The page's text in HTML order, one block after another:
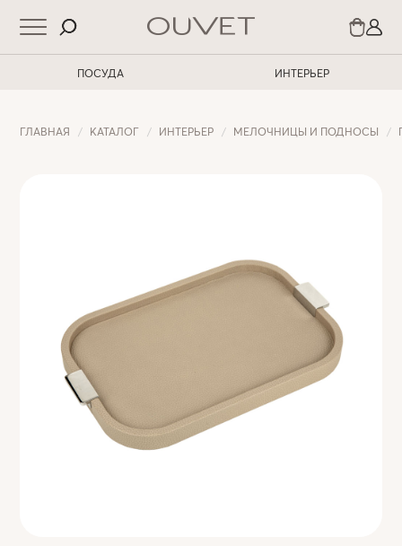
ПОСУДА ИНТЕРЬЕР
ГЛАВНАЯ КАТАЛОГ ИНТЕРЬЕР МЕЛОЧНИЦЫ И ПОДНОСЫ